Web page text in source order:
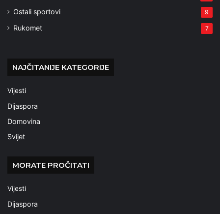
Ostali sportovi 9
Rukomet 7
NAJČITANIJE KATEGORIJE
Vijesti
Dijaspora
Domovina
Svijet
MORATE PROČITATI
Vijesti
Dijaspora